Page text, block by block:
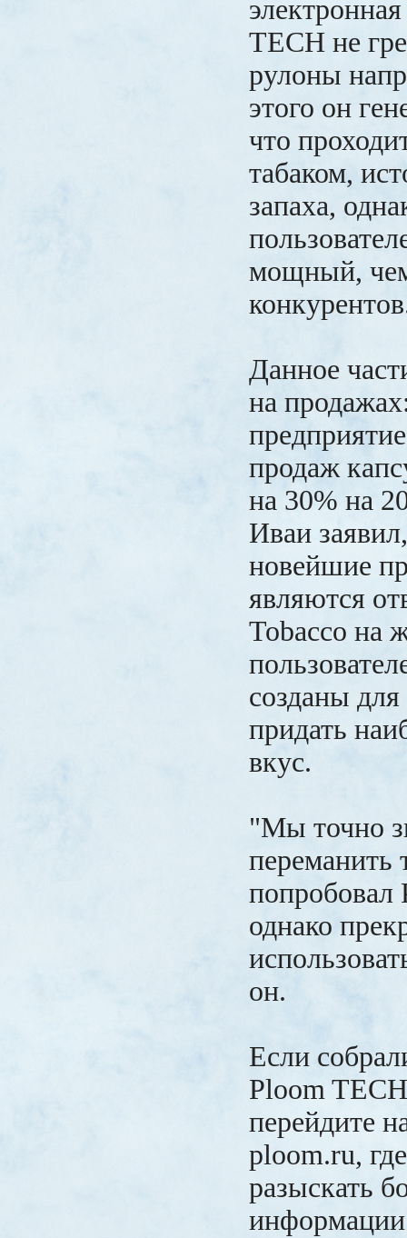
TECH не
рулоны
этого он
что
табаком,
запаха,
мощный,
Данное
на
продаж
на 30% на
Иваи
новейшие
являются
Tobacco на
созданы для
придать
вкус.
"Мы точно
переманить
попробовал
однако
он.
Если
Ploom
перейдите
ploom.ru,
разыскать
информации